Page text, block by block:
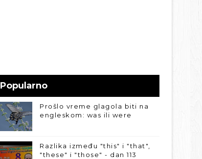
Popularno
Prošlo vreme glagola biti na
engleskom: was ili were
Razlika između "this" i "that",
"these" i "those" - dan 113